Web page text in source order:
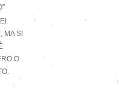
MA SI
O